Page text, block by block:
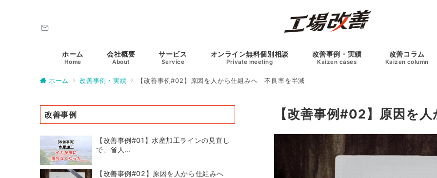
ホーム
Home
会社概要
About
サービス
Service
オンライン無料個別相談
Private meeting
改善事例・実績
Kaizen cases
改善コラム
Kaizen column
ホーム 改善事例・実績 【改善事例#02】原因を人から仕組みへ 不良率を半減
【改善事例#02】原因を
改善事例
【改善事例#01】水産加工ラインの見直し
で、省人...
【改善事例#02】原因を人から仕組みへ